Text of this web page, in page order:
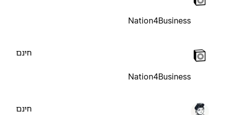
Nation4Business
Nation4Business